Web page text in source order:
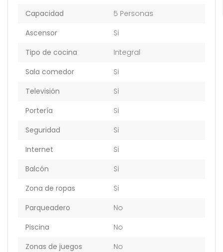
Capacidad
5 Personas
Ascensor
Si
Tipo de cocina
Integral
Sala comedor
Si
Televisión
Si
Portería
Si
Seguridad
Si
Internet
Si
Balcón
Si
Zona de ropas
Si
Parqueadero
No
Piscina
No
Zonas de juegos
No